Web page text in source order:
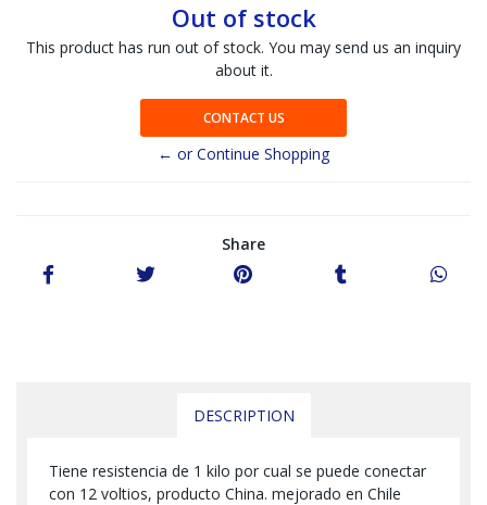
Out of stock
This product has run out of stock. You may send us an inquiry
about it.
CONTACT US
← or Continue Shopping
Share
DESCRIPTION
Tiene resistencia de 1 kilo por cual se puede conectar
con 12 voltios, producto China. mejorado en Chile